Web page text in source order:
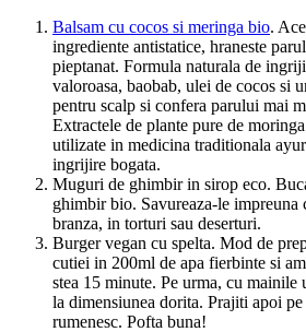
Balsam cu cocos si meringa bio.
ingrediente antistatice, hraneste
pieptanat. Formula naturala de
valoroasa, baobab, ulei de cocos si
pentru scalp si confera parului mai
Extractele de plante pure de
utilizate in medicina traditionala
ingrijire bogata.
Muguri de ghimbir in sirop eco.
ghimbir bio. Savureaza-le impreuna
branza, in torturi sau deserturi.
Burger vegan cu spelta. Mod de
cutiei in 200ml de apa fierbinte si
stea 15 minute. Pe urma, cu mainile
la dimensiunea dorita. Prajiti apoi pe
rumenesc. Pofta buna!